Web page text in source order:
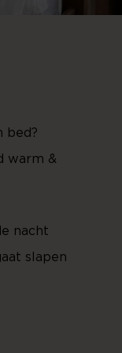
bed?
warm &
nacht
slapen